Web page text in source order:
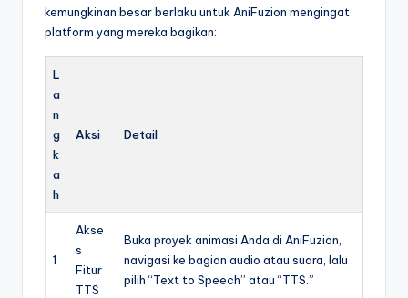
kemungkinan besar berlaku untuk AniFuzion mengingat
platform yang mereka bagikan:
L
a
n
g
k
a
h
Aksi Detail
1
Akse
s
Fitur
TTS
Buka proyek animasi Anda di AniFuzion,
navigasi ke bagian audio atau suara, lalu
pilih “Text to Speech” atau “TTS.”